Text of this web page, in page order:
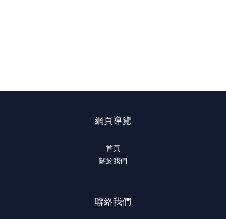
網頁導覽
首頁
關於我們
聯絡我們